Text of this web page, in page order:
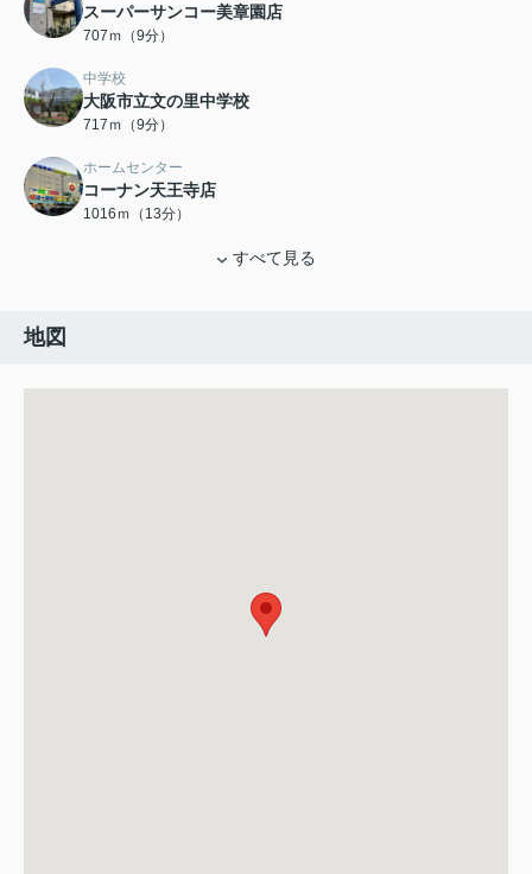
スーパーサンコー美章園店
707ｍ（9分）
中学校
大阪市立文の里中学校
717ｍ（9分）
ホームセンター
コーナン天王寺店
1016ｍ（13分）
すべて見る
地図